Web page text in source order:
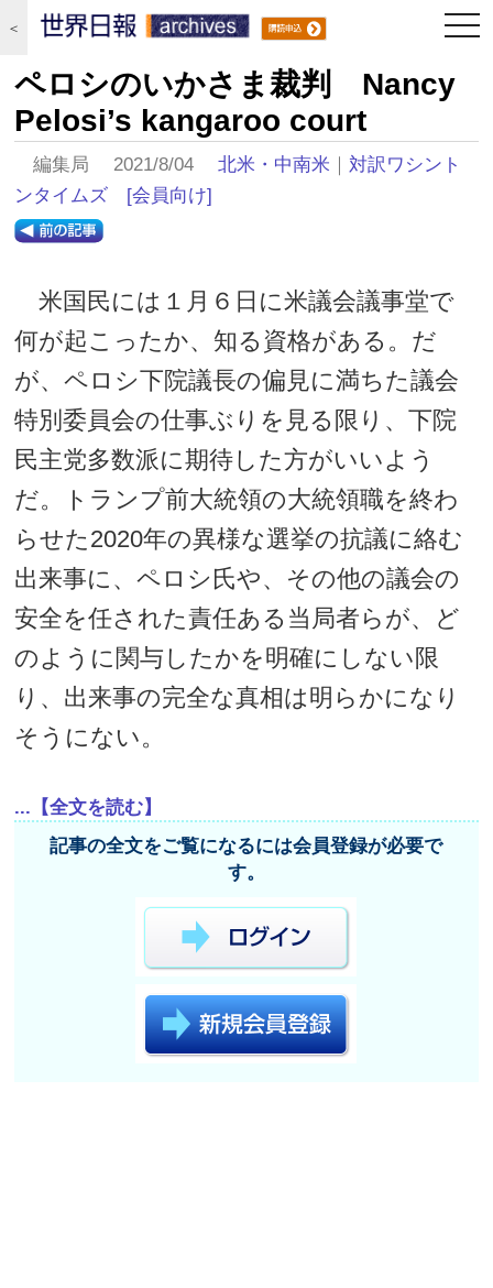
＜
ペロシのいかさま裁判 Nancy
Pelosi’s kangaroo court
編集局 2021/8/04北米・中南米 ｜対訳ワシント
ンタイムズ
[会員向け]
米国民には１月６日に米議会議事堂で
何が起こったか、知る資格がある。だ
が、ペロシ下院議長の偏見に満ちた議会
特別委員会の仕事ぶりを見る限り、下院
民主党多数派に期待した方がいいよう
だ。トランプ前大統領の大統領職を終わ
らせた2020年の異様な選挙の抗議に絡む
出来事に、ペロシ氏や、その他の議会の
安全を任された責任ある当局者らが、ど
のように関与したかを明確にしない限
り、出来事の完全な真相は明らかになり
そうにない。
...【全文を読む】
記事の全文をご覧になるには会員登録が必要で
す。